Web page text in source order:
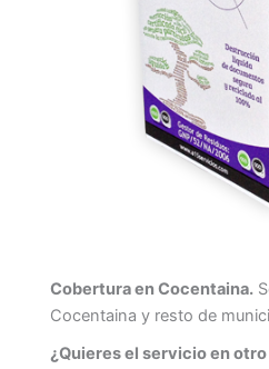
Cobertura en Cocentaina.
Cocentaina y resto de
¿Quieres el servicio en